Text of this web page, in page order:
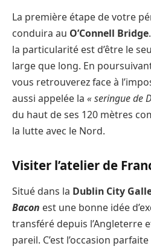
La première étape de votre
conduira au O’Connell Bridge
la particularité est d’être le
large que long. En
vous retrouverez face à
aussi appelée la « seringue de
du haut de ses 120 mètres
la lutte avec le Nord.
Visiter l’atelier de
Situé dans la Dublin City
Bacon est une bonne idée
transféré depuis l’Angleterre
pareil. C’est l’occasion